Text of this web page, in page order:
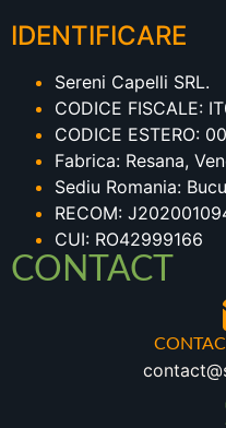
IDENTIFICARE
Sereni Capelli SRL.
CODICE FISCALE:
CODICE ESTERO:
Fabrica: Resana,
Sediu Romania:
RECOM:
CUI: RO42999166
CONTACT